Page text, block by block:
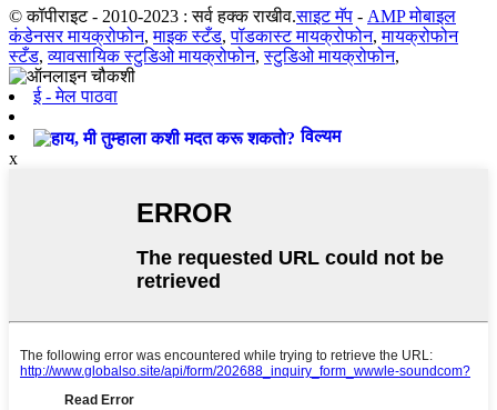
© कॉपीराइट - 2010-2023 : सर्व हक्क राखीव.साइट मॅप - AMP मोबाइल
कंडेनसर मायक्रोफोन,माइक स्टँड,पॉडकास्ट मायक्रोफोन,मायक्रोफोन
स्टँड,व्यावसायिक स्टुडिओ मायक्रोफोन,स्टुडिओ मायक्रोफोन,
ई - मेल पाठवा
विल्यम
x